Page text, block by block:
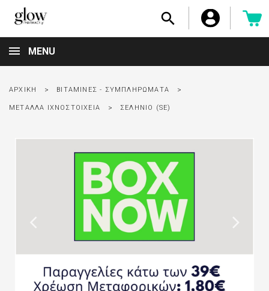

MENU
ΑΡΧΙΚΉ ΒΙΤΑΜΊΝΕΣ - ΣΥΜΠΛΗΡΏΜΑΤΑ
ΜΈΤΑΛΛΑ ΙΧΝΟΣΤΟΙΧΕΊΑ ΣΕΛΉΝΙΟ (SE)